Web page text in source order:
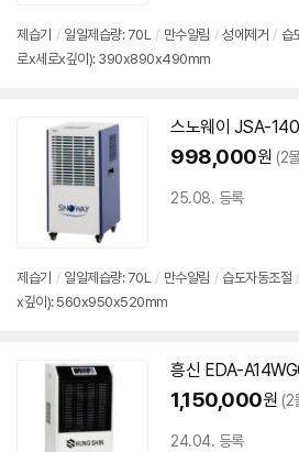
제습기 / 일일제습량: 70L / 만수알림 / 성에제거 / 습
로x세로x깊이): 390x890x490mm
스노웨이 JSA-
998,000원 (2
25.08. 등록
제습기 / 일일제습량: 70L / 만수알림 / 습도자동조절 /
x깊이): 560x950x520mm
흥신 EDA-
1,150,000원 (2
24.04. 등록